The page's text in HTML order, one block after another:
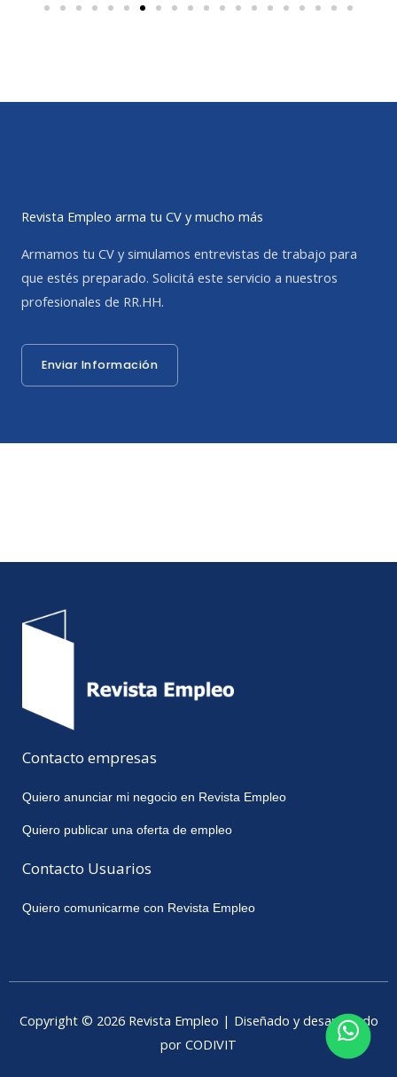
Revista Empleo arma tu CV y mucho más
Armamos tu CV y simulamos entrevistas de trabajo para
que estés preparado. Solicitá este servicio a nuestros
profesionales de RR.HH.
Enviar Información
Contacto empresas
Quiero anunciar mi negocio en Revista Empleo
Quiero publicar una oferta de empleo
Contacto Usuarios
Quiero comunicarme con Revista Empleo
Copyright © 2026 Revista Empleo | Diseñado y desarrollado
por CODIVIT